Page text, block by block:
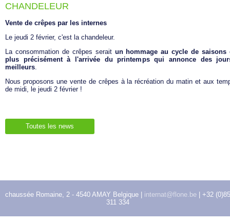
CHANDELEUR
Vente de crêpes par les internes
Le jeudi 2 février, c'est la chandeleur.
La consommation de crêpes serait un hommage au cycle de saisons
plus précisément à l'arrivée du printemps qui annonce des
meilleurs.
Nous proposons une vente de crêpes à la récréation du matin et aux
de midi, le jeudi 2 février !
Toutes les news
chaussée Romaine, 2 - 4540 AMAY Belgique | internat@flone.be| +32 (0)85
311 334